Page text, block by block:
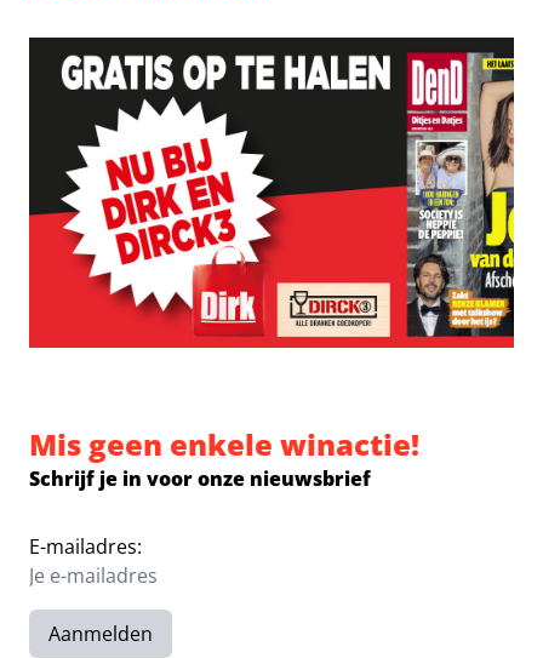
Mis geen enkele winactie!
Schrijf je in voor onze nieuwsbrief
E-mailadres:
Aanmelden